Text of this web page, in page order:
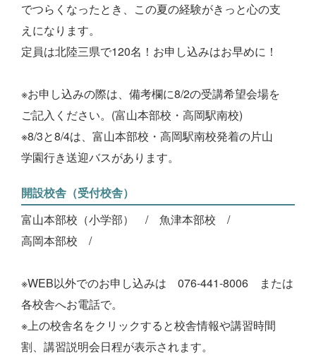
でつらくなったとき、この夏の経験がきっと心の支
えになります。
定員は北陸三県で120名！お申し込みはお早めに！
※お申し込みの際は、備考欄に8/2の受講希望会場を
ご記入ください。(富山本部校・高岡駅南校)
※8/3と8/4は、富山本部校・高岡駅南校発着の片山
学園行き送迎バスがあります。
開設校舎（受付校舎）
富山本部校（小学部）
魚津本部校
高岡本部校
※WEB以外でのお申し込みは 076-441-8006 または
各校舎へお電話で。
※上の校舎名をクリックすると校舎情報や講習時間
割、講習説明会日程が表示されます。